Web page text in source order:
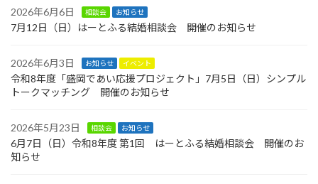
2026年6月6日 相談会 お知らせ
7月12日（日）はーとふる結婚相談会 開催のお知らせ
2026年6月3日 お知らせ イベント
令和8年度「盛岡であい応援プロジェクト」7月5日（日）シンプル
トークマッチング 開催のお知らせ
2026年5月23日 相談会 お知らせ
6月7日（日）令和8年度 第1回 はーとふる結婚相談会 開催のお
知らせ